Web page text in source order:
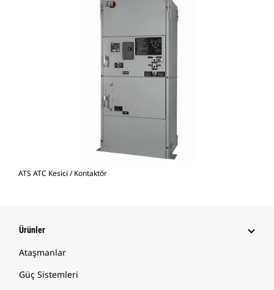
ATS ATC Kesici / Kontaktör
Ürünler
Ataşmanlar
Güç Sistemleri